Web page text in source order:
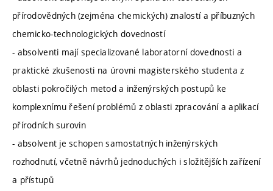
přírodovědných (zejména chemických) znalostí a příbuzných
chemicko-technologických dovedností
- absolventi mají specializované laboratorní dovednosti a
praktické zkušenosti na úrovni magisterského studenta z
oblasti pokročilých metod a inženýrských postupů ke
komplexnímu řešení problémů z oblasti zpracování a aplikací
přírodních surovin
- absolvent je schopen samostatných inženýrských
rozhodnutí, včetně návrhů jednoduchých i složitějších zařízení
a přístupů